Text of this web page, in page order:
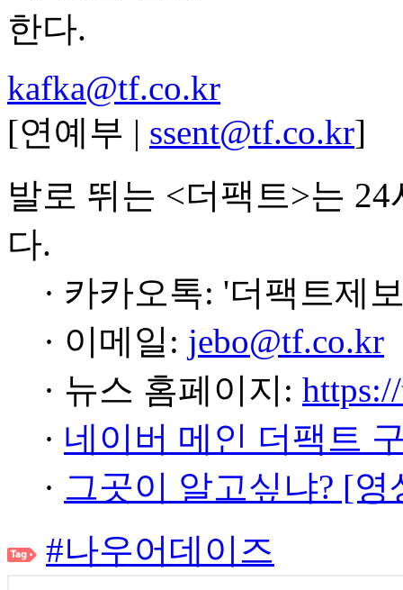
한다.
kafka@tf.co.kr
[연예부 | ssent@tf.co.kr]
발로 뛰는 <더팩트>는
다.
· 카카오톡: '더팩트제
· 이메일: jebo@tf.co.kr
· 뉴스 홈페이지:
· 네이버 메인 더팩트
· 그곳이 알고싶냐? [
#나우어데이즈